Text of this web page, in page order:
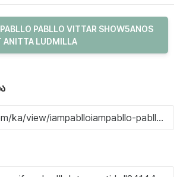
PABLLO VITTAR SHOW5ANOS
ANITTA LUDMILLA